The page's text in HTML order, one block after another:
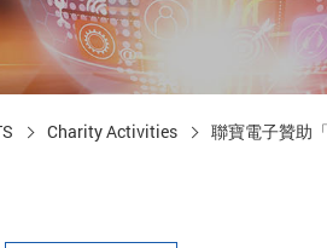
通管道與回應情形
外部信箱(含利害關係人)
的執行溝通情形
股務資訊
Charity Activities 聯寶電子贊助